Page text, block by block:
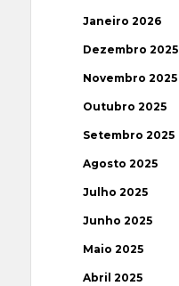
Janeiro 2026
Dezembro 2025
Novembro 2025
Outubro 2025
Setembro 2025
Agosto 2025
Julho 2025
Junho 2025
Maio 2025
Abril 2025